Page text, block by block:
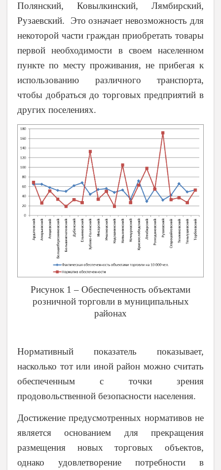
Полянский, Ковылкинский, Лямбирский,
Рузаевский. Это означает невозможность для
некоторой части граждан приобретать товары
первой необходимости в своем населенном
пункте по месту проживания, не прибегая к
использованию различного транспорта,
чтобы добраться до торговых предприятий в
других поселениях.
Рисунок 1 – Обеспеченность объектами
розничной торговли в муниципальных
районах
Нормативный показатель показывает,
насколько тот или иной район можно считать
обеспеченным с точки зрения
продовольственной безопасности населения.
Достижение предусмотренных нормативов не
является основанием для прекращения
размещения новых торговых объектов,
однако удовлетворение потребности в